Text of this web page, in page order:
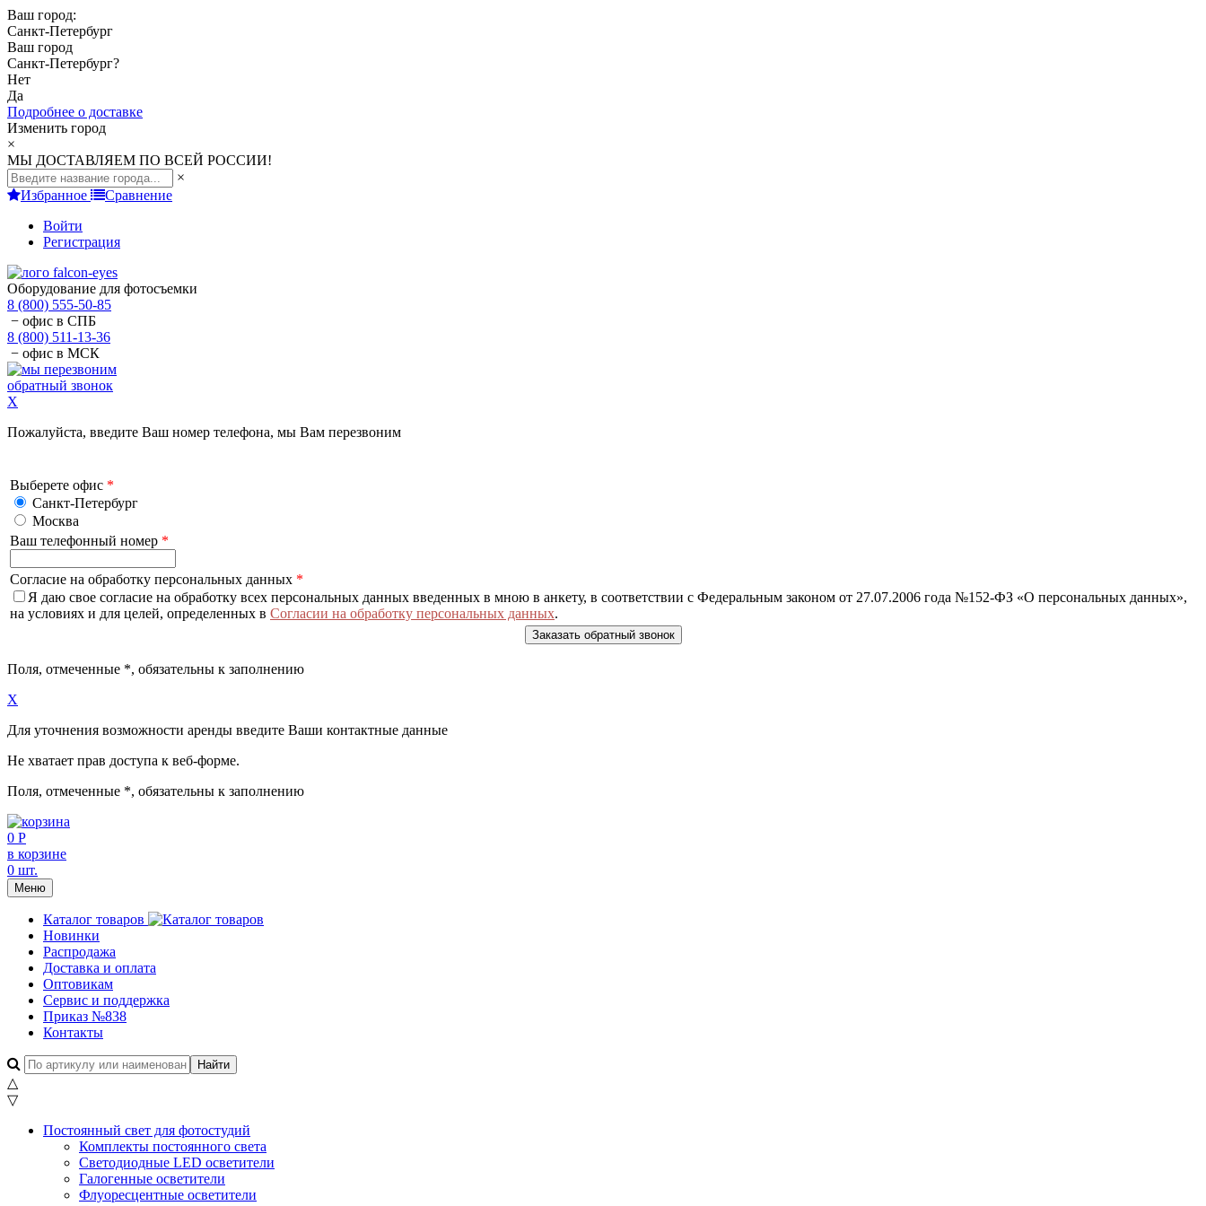
Ваш город:
Санкт-Петербург
Ваш город
Санкт-Петербург?
Нет
Да
Подробнее о доставке
Изменить город
×
МЫ ДОСТАВЛЯЕМ ПО ВСЕЙ РОССИИ!
×
Избранное
Сравнение
Войти
Регистрация
Оборудование для фотосъемки
8 (800) 555-50-85
− офис в СПБ
8 (800) 511-13-36
− офис в МСК
обратный звонок
X
Пожалуйста, введите Ваш номер телефона, мы Вам перезвоним
Выберете офис *
Санкт-Петербург
Москва
Ваш телефонный номер *
Согласие на обработку персональных данных *
Я даю свое согласие на обработку всех персональных данных введенных в мною в анкету, в соответствии с Федеральным законом от 27.07.2006 года №152-ФЗ «О персональных данных»,
на условиях и для целей, определенных в Согласии на обработку персональных данных.
Поля, отмеченные *, обязательны к заполнению
X
Для уточнения возможности аренды введите Ваши контактные данные
Не хватает прав доступа к веб-форме.
Поля, отмеченные *, обязательны к заполнению
0 Р
в корзине
0 шт.
Меню
Каталог товаров
Новинки
Распродажа
Доставка и оплата
Оптовикам
Сервис и поддержка
Приказ №838
Контакты
△
▽
Постоянный свет для фотостудий
Комплекты постоянного света
Светодиодные LED осветители
Галогенные осветители
Флуоресцентные осветители